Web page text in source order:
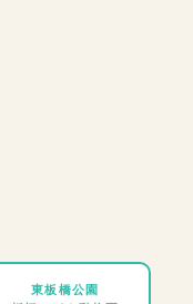
東板橋公園